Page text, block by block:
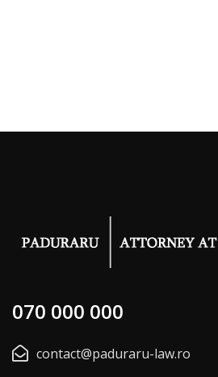
070 000 000
contact@paduraru-law.ro